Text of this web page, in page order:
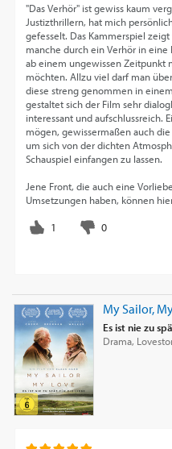
"Das Verhör" ist gewiss kaum
Justizthrillern, hat mich
gefesselt. Das Kammerspiel
manche durch ein Verhör in
ab einem ungewissen Zeitpunkt
möchten. Allzu viel darf man
diese streng genommen in
gestaltet sich der Film sehr
interessant und aufschlussreich.
mögen, gewissermaßen auch
um sich von der dichten
Schauspiel einfangen zu lassen.
Jene Front, die auch eine
Umsetzungen haben, können
My Sailor,
Es ist nie zu
Drama,